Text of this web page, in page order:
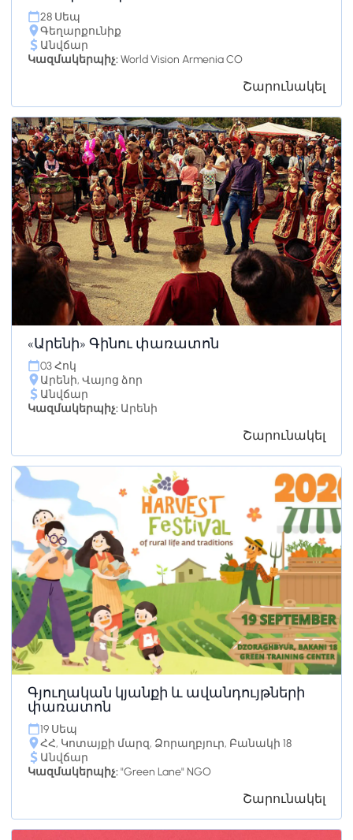
28 Սեպ
Գեղարքունիք
Անվճար
Կազմակերպիչ:World Vision Armenia CO
Շարունակել
«Արենի» Գինու փառատոն
03 Հոկ
Արենի, Վայոց ձոր
Անվճար
Կազմակերպիչ: Արենի
Շարունակել
Գյուղական կյանքի և ավանդույթների
փառատոն
19 Սեպ
ՀՀ, Կոտայքի մարզ, Ձորաղբյուր, Բանակի 18
Անվճար
Կազմակերպիչ:"Green Lane" NGO
Շարունակել